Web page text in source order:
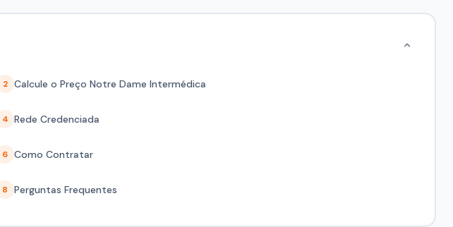
2 Calcule o Preço Notre Dame Intermédica
4 Rede Credenciada
6 Como Contratar
8 Perguntas Frequentes